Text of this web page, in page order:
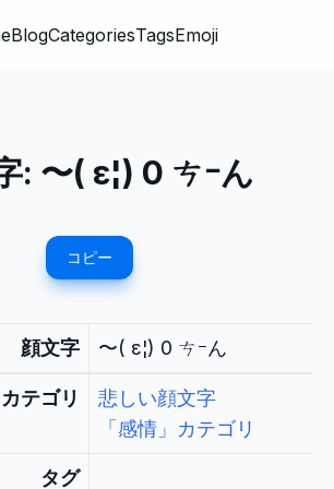
BlogCategoriesTagsEmoji
: 〜( ε¦) 0 ㄘｰん
コピー
顔文字 〜( ε¦) 0 ㄘｰん
カテゴリ
悲しい顔文字
「感情」カテゴリ
タグ